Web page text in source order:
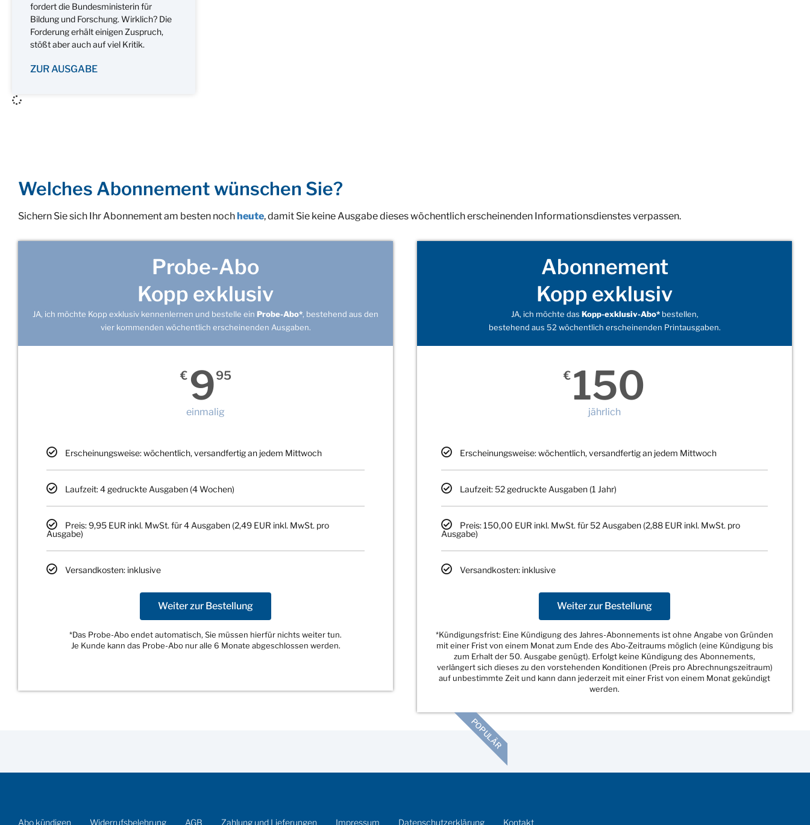
fordert die Bundesministerin für
Bildung und Forschung. Wirklich? Die
Forderung erhält einigen Zuspruch,
stößt aber auch auf viel Kritik.
ZUR AUSGABE
Welches Abonnement wünschen Sie?
Sichern Sie sich Ihr Abonnement am besten nochheute, damit Sie keine Ausgabe dieses wöchentlich erscheinenden Informationsdienstes verpassen.
Probe-Abo
Kopp exklusiv
JA, ich möchte Kopp exklusiv kennenlernen und bestelle ein Probe-Abo*, bestehend aus den
vier kommenden wöchentlich erscheinenden Ausgaben.
€ 995
einmalig
Erscheinungsweise: wöchentlich, versandfertig an jedem Mittwoch
Laufzeit: 4 gedruckte Ausgaben (4 Wochen)
Preis: 9,95 EUR inkl. MwSt. für 4 Ausgaben (2,49 EUR inkl. MwSt. pro
Ausgabe)
Versandkosten: inklusive
Weiter zur Bestellung
*Das Probe-Abo endet automatisch, Sie müssen hierfür nichts weiter tun.
Je Kunde kann das Probe-Abo nur alle 6 Monate abgeschlossen werden.
Abonnement
Kopp exklusiv
JA, ich möchte das Kopp-exklusiv-Abo*bestellen,
bestehend aus 52 wöchentlich erscheinenden Printausgaben.
€ 150
jährlich
Erscheinungsweise: wöchentlich, versandfertig an jedem Mittwoch
Laufzeit: 52 gedruckte Ausgaben (1 Jahr)
Preis: 150,00 EUR inkl. MwSt. für 52 Ausgaben (2,88 EUR inkl. MwSt. pro
Ausgabe)
Versandkosten: inklusive
Weiter zur Bestellung
*Kündigungsfrist: Eine Kündigung des Jahres-Abonnements ist ohne Angabe von Gründen
mit einer Frist von einem Monat zum Ende des Abo-Zeitraums möglich (eine Kündigung bis
zum Erhalt der 50. Ausgabe genügt). Erfolgt keine Kündigung des Abonnements,
verlängert sich dieses zu den vorstehenden Konditionen (Preis pro Abrechnungszeitraum)
auf unbestimmte Zeit und kann dann jederzeit mit einer Frist von einem Monat gekündigt
werden.
POPULÄR
Abo kündigen Widerrufsbelehrung AGB Zahlung und Lieferungen Impressum Datenschutzerklärung Kontakt